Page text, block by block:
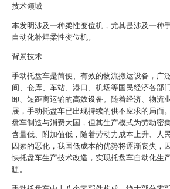
技术领域
本发明涉及一种柔性变位机，尤其是涉及一种
自动化补焊柔性变位机。
背景技术
手动托盘车是简便、有效的物流搬运设备，广
间、仓库、车站、港口、机场等国民经济各部
卸、短距离运输的高效设备。随着经济、物流
展，手动托盘车已出现持续的供不应求的局面
盘车制造与消费大国，但其生产模式为劳动密
含量低、附加值低，随着劳动力成本上升、人
因素的恶化，我国低成本的优势将逐渐丧失，
快托盘车生产技术改造，实现托盘车自动化生
睫。